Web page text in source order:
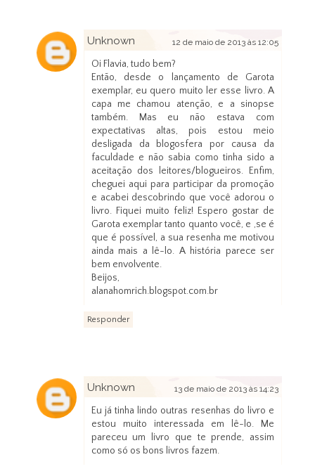
Unknown 12 de maio de 2013 às 12:05
Oi Flavia, tudo bem?
Então, desde o lançamento de Garota
exemplar, eu quero muito ler esse livro. A
capa me chamou atenção, e a sinopse
também. Mas eu não estava com
expectativas altas, pois estou meio
desligada da blogosfera por causa da
faculdade e não sabia como tinha sido a
aceitação dos leitores/blogueiros. Enfim,
cheguei aqui para participar da promoção
e acabei descobrindo que você adorou o
livro. Fiquei muito feliz! Espero gostar de
Garota exemplar tanto quanto você, e ,se é
que é possível, a sua resenha me motivou
ainda mais a lê-lo. A história parece ser
bem envolvente.
Beijos,
alanahomrich.blogspot.com.br
Responder
Unknown 13 de maio de 2013 às 14:23
Eu já tinha lindo outras resenhas do livro e
estou muito interessada em lê-lo. Me
pareceu um livro que te prende, assim
como só os bons livros fazem.